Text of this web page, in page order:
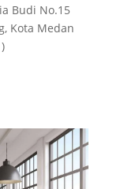
Budi No.15
Kota Medan